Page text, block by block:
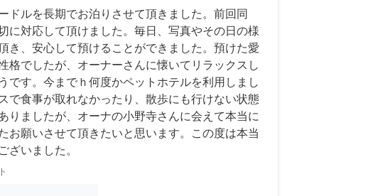
ドルを長期でお泊りさせて頂きました。前回同
に対応して頂けました。毎日、写真やその日の様
き、安心して預けることができました。預けた愛
格でしたが、オーナーさんに懐いてリラックスし
です。今までｈ何度かペットホテルを利用しまし
で食事が取れなかったり、散歩にも行けない状態
りましたが、オーナの小野寺さんに会えて本当に
お願いさせて頂きたいと思います。この度は本当
ざいました。